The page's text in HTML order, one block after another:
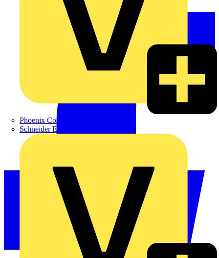
Phoenix Contact
Schneider Electric